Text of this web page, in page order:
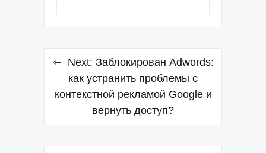
Навигация
записям
Next: Заблокирован Adwords:
как устранить проблемы с
контекстной рекламой Google и
вернуть доступ?